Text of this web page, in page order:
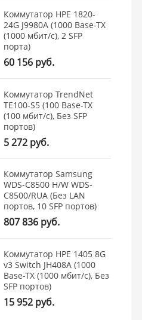
Коммутатор HPE 1820-
24G J9980A (1000 Base-TX
(1000 мбит/с), 2 SFP
порта)
60 156 руб.
Коммутатор TrendNet
TE100-S5 (100 Base-TX
(100 мбит/с), Без SFP
портов)
5 272 руб.
Коммутатор Samsung
WDS-C8500 H/W WDS-
C8500/RUA (Без LAN
портов, 10 SFP портов)
807 836 руб.
Коммутатор HPE 1405 8G
v3 Switch JH408A (1000
Base-TX (1000 мбит/с), Без
SFP портов)
15 952 руб.